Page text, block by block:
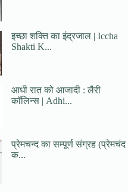
इच्छा शक्ति का इंद्रजाल | Iccha
Shakti K...
आधी रात को आजादी : लैरी
कॉलिन्स | Adhi...
प्रेमचन्द का सम्पूर्ण संग्रह (प्रेमचंद
क...